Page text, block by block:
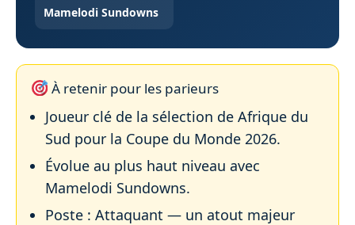
Mamelodi Sundowns
À retenir pour les parieurs
Joueur clé de la sélection de Afrique du
Sud pour la Coupe du Monde 2026.
Évolue au plus haut niveau avec
Mamelodi Sundowns.
Poste : Attaquant — un atout majeur